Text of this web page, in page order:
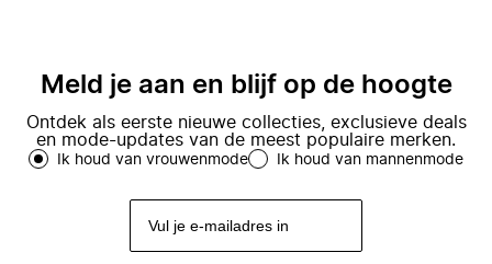
Meld je aan en blijf op de hoogte
Ontdek als eerste nieuwe collecties, exclusieve deals
en mode-updates van de meest populaire merken.
Ik houd van vrouwenmode Ik houd van mannenmode